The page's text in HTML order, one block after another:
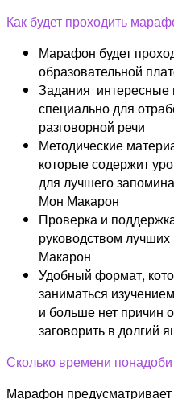
Как будет проходить
Марафон будет
образовательной
Задания интересные
специально для
разговорной речи
Методические
которые содержит
для лучшего
Мон Макарон
Проверка и
руководством
Макарон
Удобный формат,
заниматься
и больше нет причин
заговорить в долгий
Сколько времени
Марафон